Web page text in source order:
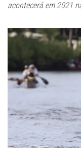
acontecerá em 2021